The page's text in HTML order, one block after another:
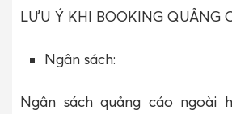
LƯU Ý KHI BOOKING QUẢNG
Ngân sách:
Ngân sách quảng cáo ngoài